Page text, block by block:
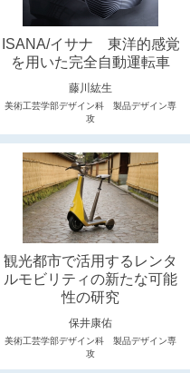
ISANA/イサナ 東洋的感覚
を用いた完全自動運転車
藤川紘生
美術工芸学部デザイン科 製品デザイン専
攻
観光都市で活用するレンタ
ルモビリティの新たな可能
性の研究
保井康佑
美術工芸学部デザイン科 製品デザイン専
攻